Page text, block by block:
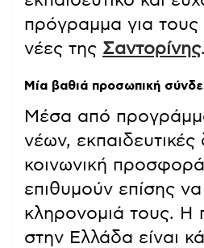
πρόγραμμα για τους
νέες της Σαντορίνης.
Μία βαθιά προσωπική
Μέσα από
νέων, εκπαιδευτικές
κοινωνική
επιθυμούν επίσης
κληρονομιά τους. Η
στην Ελλάδα είναι